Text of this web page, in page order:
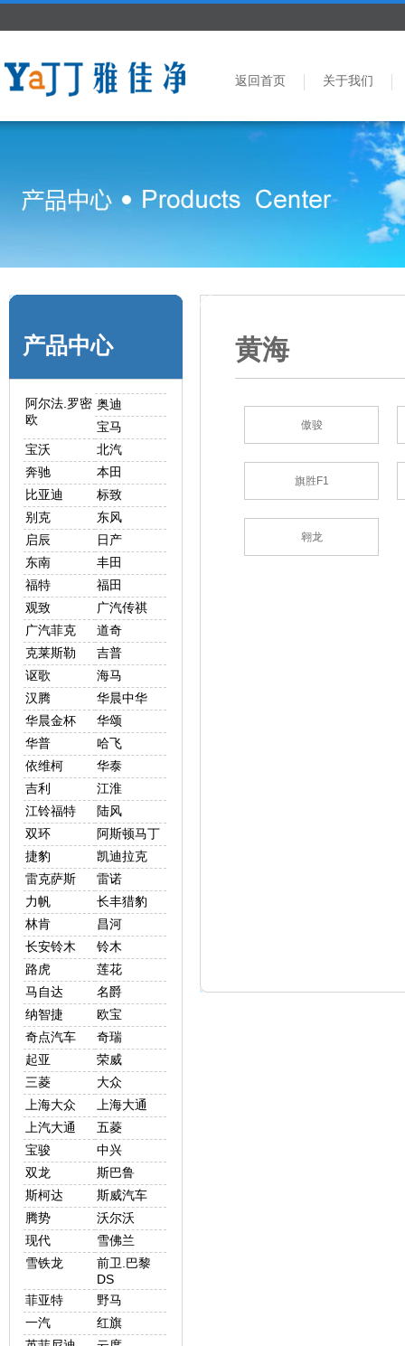
返回首页 关于我们
产品中心
阿尔法.罗密
欧
奥迪
宝马
宝沃
北汽
奔驰
本田
比亚迪
标致
别克
东风
启辰
日产
东南
丰田
福特
福田
观致
广汽传祺
广汽菲克
道奇
克莱斯勒
吉普
讴歌
海马
汉腾
华晨中华
华晨金杯
华颂
华普
哈飞
依维柯
华泰
吉利
江淮
江铃福特
陆风
双环
阿斯顿马丁
捷豹
凯迪拉克
雷克萨斯
雷诺
力帆
长丰猎豹
林肯
昌河
长安铃木
铃木
路虎
莲花
马自达
名爵
纳智捷
欧宝
奇点汽车
奇瑞
起亚
荣威
三菱
大众
上海大众
上海大通
上汽大通
五菱
宝骏
中兴
双龙
斯巴鲁
斯柯达
斯威汽车
腾势
沃尔沃
现代
雪佛兰
雪铁龙
前卫.巴黎
DS
菲亚特
野马
一汽
红旗
黄海
傲骏
旗胜F1
翱龙